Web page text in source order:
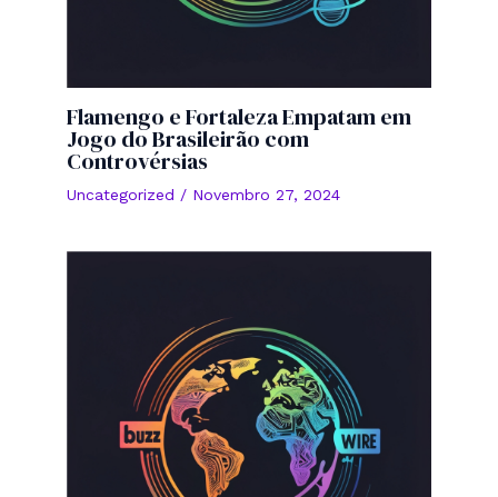
Flamengo e Fortaleza Empatam em
Jogo do Brasileirão com
Controvérsias
Uncategorized / Novembro 27, 2024